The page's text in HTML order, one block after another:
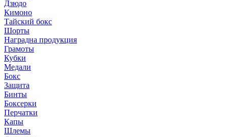
Дзюдо
Кимоно
Тайский бокс
Шорты
Наградна продукция
Грамоты
Кубки
Медали
Бокс
Защита
Бинты
Боксерки
Перчатки
Капы
Шлемы